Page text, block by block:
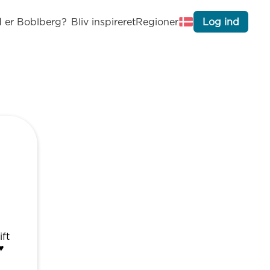
er Boblberg? Bliv inspireretRegioner Log ind